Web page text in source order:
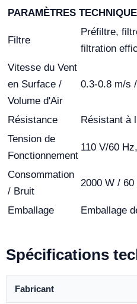
PARAMÈTRES
Filtre
Préfiltre,
filtration
Vitesse du Vent
en Surface /
Volume d'Air
0.3-0.8 m/s
Résistance
Résistant à
Tension de
Fonctionnement
110 V/60
Consommation
/ Bruit
2000 W / 60
Emballage Emballage
Spécifications
Fabricant